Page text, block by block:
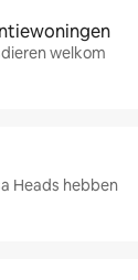
welkom
Heads hebben